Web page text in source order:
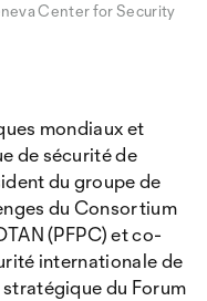
Center for Security
mondiaux et
de sécurité de
du groupe de
du Consortium
(PFPC) et co-
internationale de
du Forum